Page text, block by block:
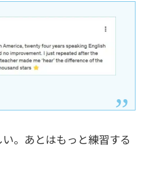
。あとはもっと練習する